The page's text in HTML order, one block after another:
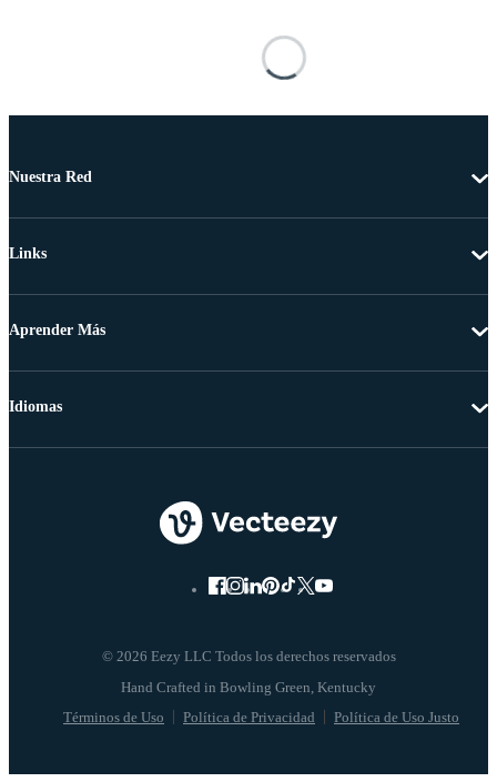
Nuestra Red
Links
Aprender Más
© 2026 Eezy LLC Todos los derechos reservados
Términos de Uso Política de Privacidad Política de Uso Justo
Idiomas